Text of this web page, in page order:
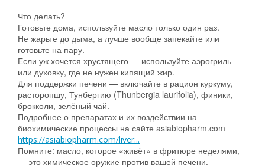
Что делать?
Готовьте дома, используйте масло только один раз.
Не жарьте до дыма, а лучше вообще запекайте или
готовьте на пару.
Если уж хочется хрустящего — используйте аэрогриль
или духовку, где не нужен кипящий жир.
Для поддержки печени — включайте в рацион куркуму,
расторопшу, Тунбергию (Thunbergia laurifolia), финики,
брокколи, зелёный чай.
Подробнее о препаратах и их воздействии на
биохимические процессы на сайте asiabiopharm.com
https://asiabiopharm.com/liver...
Помните: масло, которое «живёт» в фритюре неделями,
— это химическое оружие против вашей печени.